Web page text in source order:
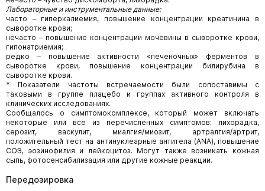
Лабораторные и инструментальные данные:
часто – гиперкалиемия, повышение концентрации креатинина в
сыворотке крови;
нечасто – повышение концентрации мочевины в сыворотке крови,
гипонатриемия;
редко – повышение активности «печеночных» ферментов в
сыворотке крови, повышение концентрации билирубина в
сыворотке крови.
* Показатели частоты встречаемости были сопоставимы с
таковыми в группе плацебо и группах активного контроля в
клинических исследованиях.
Сообщалось о симптомокомплексе, который может включать
некоторые или все из перечисленных симптомов: лихорадка,
серозит, васкулит, миалгия/миозит, артралгия/артрит,
положительный тест на антинуклеарные антитела (ANA), повышение
СОЭ, эозинофилия и лейкоцитоз. Могут также возникать кожная
сыпь, фотосенсибилизация или другие кожные реакции.
Передозировка